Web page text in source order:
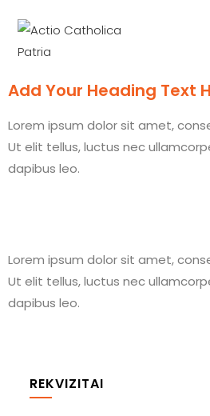
Add Your Heading Text
Lorem ipsum dolor sit amet,
Ut elit tellus, luctus nec
dapibus leo.
Lorem ipsum dolor sit amet,
Ut elit tellus, luctus nec
dapibus leo.
REKVIZITAI